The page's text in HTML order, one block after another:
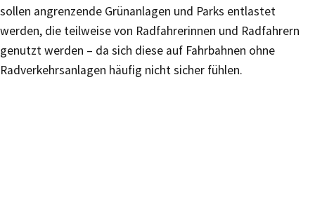
sollen angrenzende Grünanlagen und Parks entlastet
werden, die teilweise von Radfahrerinnen und Radfahrern
genutzt werden – da sich diese auf Fahrbahnen ohne
Radverkehrsanlagen häufig nicht sicher fühlen.